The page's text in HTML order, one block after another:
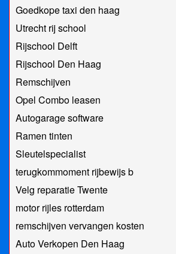
Goedkope taxi den haag
Utrecht rij school
Rijschool Delft
Rijschool Den Haag
Remschijven
Opel Combo leasen
Autogarage software
Ramen tinten
Sleutelspecialist
terugkommoment rijbewijs b
Velg reparatie Twente
motor rijles rotterdam
remschijven vervangen kosten
Auto Verkopen Den Haag